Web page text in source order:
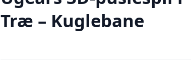
Træ – Kuglebane